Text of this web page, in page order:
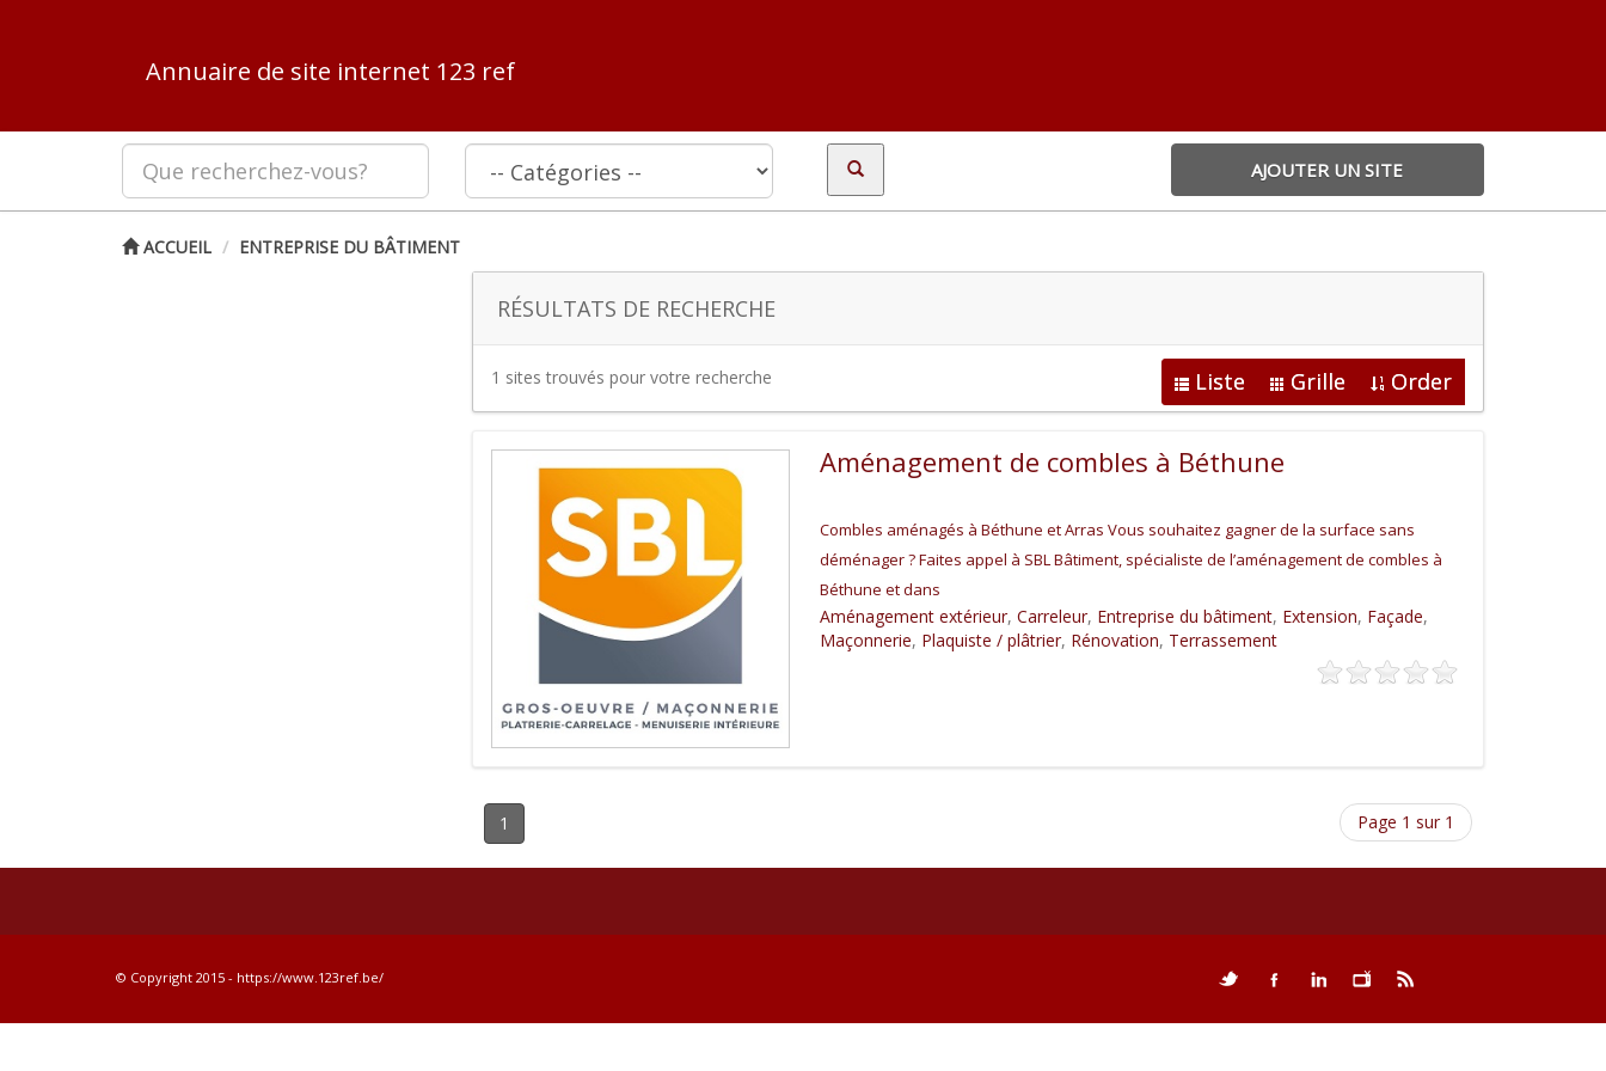
Annuaire de site internet 123 ref
AJOUTER UN SITE
ACCUEIL ENTREPRISE DU BÂTIMENT
RÉSULTATS DE RECHERCHE
1 sites trouvés pour votre recherche Liste Grille Order
Aménagement de combles à Béthune
Combles aménagés à Béthune et Arras Vous souhaitez gagner de la surface sans
déménager ? Faites appel à SBL Bâtiment, spécialiste de l’aménagement de combles à
Béthune et dans
Aménagement extérieur, Carreleur, Entreprise du bâtiment, Extension, Façade,
Maçonnerie, Plaquiste / plâtrier, Rénovation, Terrassement
1 Page 1 sur 1
© Copyright 2015 - https://www.123ref.be/